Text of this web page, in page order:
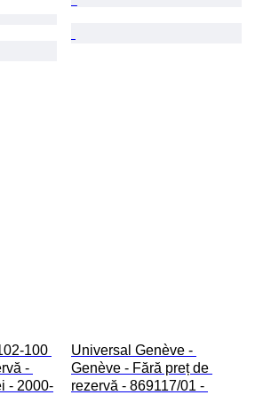
100
-
- 2000-
Universal Genève -
Genève - Fără preț de
rezervă - 869117/01 -